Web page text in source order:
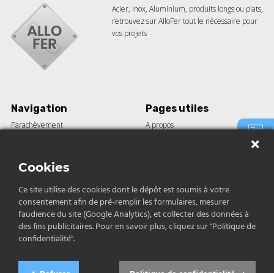
Demande
Acier, Inox, Aluminium, produits longs ou plats,
retrouvez sur AlloFer tout le nécessaire pour
vos projets
Navigation
Parachèvement
Construction
Inox et aluminium
Pages utiles
A propos
Contact
04 12 04 68 79
Cookies
Ce site utilise des cookies dont le dépôt est soumis à votre
consentement afin de pré-remplir les formulaires, mesurer
l'audience du site (Google Analytics), et collecter des données à
des fins publicitaires. Pour en savoir plus, cliquez sur "Politique de
confidentialité".